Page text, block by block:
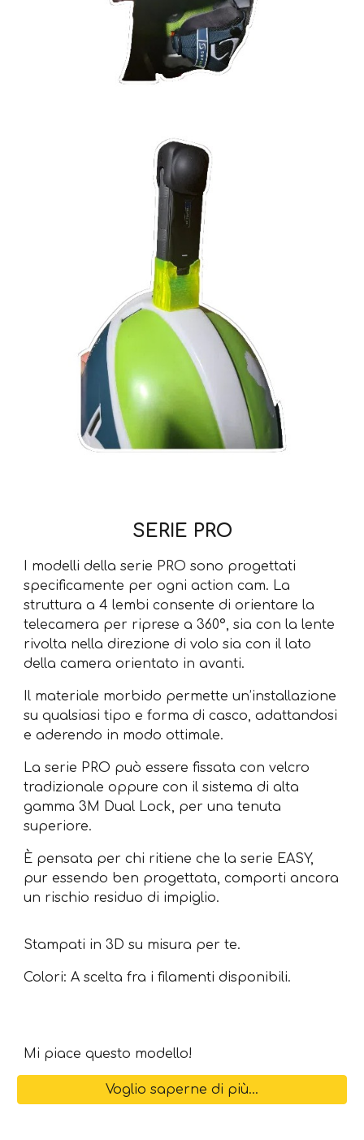
SERIE PRO
I modelli della serie PRO sono progettati
specificamente per ogni action cam. La
struttura a 4 lembi consente di orientare la
telecamera per riprese a 360°, sia con la lente
rivolta nella direzione di volo sia con il lato
della camera orientato in avanti.
Il materiale morbido permette un’installazione
su qualsiasi tipo e forma di casco, adattandosi
e aderendo in modo ottimale.
La serie PRO può essere fissata con velcro
tradizionale oppure con il sistema di alta
gamma 3M Dual Lock, per una tenuta
superiore.
È pensata per chi ritiene che la serie EASY,
pur essendo ben progettata, comporti ancora
un rischio residuo di impiglio.
Stampati in 3D su misura per te.
Colori: A scelta fra i filamenti disponibili.
Mi piace questo modello!
Voglio saperne di più...